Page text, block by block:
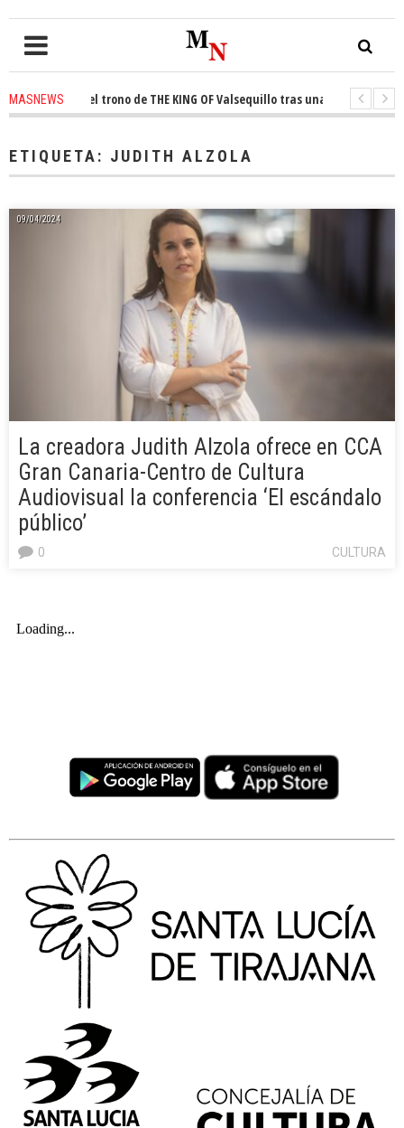
MASNEWSel trono de THE KING OF Valsequillo tras una jornada de
ETIQUETA: JUDITH ALZOLA
09/04/2024
La creadora Judith Alzola ofrece en CCA
Gran Canaria-Centro de Cultura
Audiovisual la conferencia ‘El escándalo
público’
CULTURA
0